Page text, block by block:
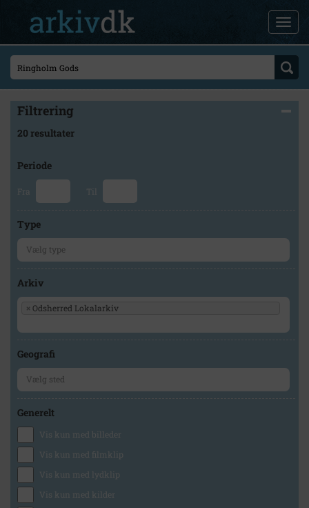
Filtrering
20 resultater
Periode
Fra Til
Type
Arkiv
× Odsherred Lokalarkiv
Geografi
Generelt
Vis kun med billeder
Vis kun med filmklip
Vis kun med lydklip
Vis kun med kilder